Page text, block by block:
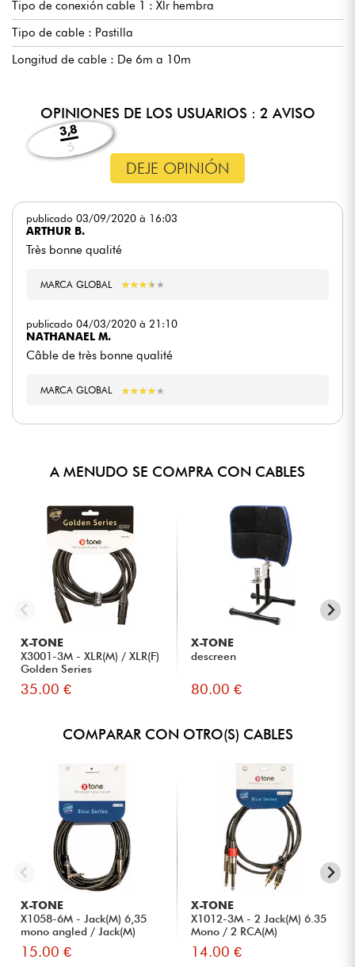
Tipo de conexión cable 1 : Xlr hembra
Tipo de cable : Pastilla
Longitud de cable : De 6m a 10m
OPINIONES DE LOS USUARIOS : 2 AVISO
3,8
5
DEJE OPINIÓN
publicado 03/09/2020 à 16:03
ARTHUR B.
Très bonne qualité
MARCA GLOBAL ★★★★ ★
★★★★ ★
publicado 04/03/2020 à 21:10
NATHANAEL M.
Câble de très bonne qualité
MARCA GLOBAL ★★★★★
★★★★★
A MENUDO SE COMPRA CON CABLES
X-TONE
X3001-3M - XLR(M) / XLR(F)
Golden Series
35.00 €
X-TONE
descreen
80.00 €
COMPARAR CON OTRO(S) CABLES
X-TONE
X1058-6M - Jack(M) 6,35
mono angled / Jack(M)
6,35...
15.00 €
X-TONE
X1012-3M - 2 Jack(M) 6.35
Mono / 2 RCA(M)
14.00 €